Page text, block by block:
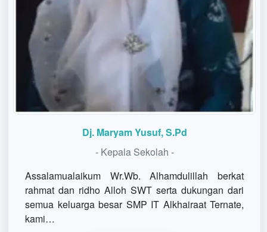
Dj. Maryam Yusuf, S.Pd
- Kepala Sekolah -
Assalamualaikum Wr.Wb. Alhamdulillah berkat
rahmat dan ridho Alloh SWT serta dukungan dari
semua keluarga besar SMP IT Alkhairaat Ternate,
kami…